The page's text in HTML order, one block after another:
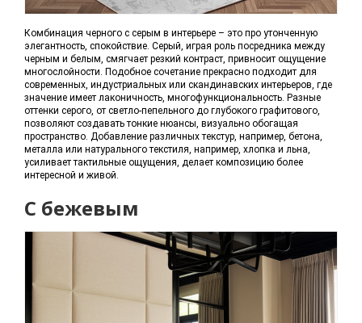
Комбинация черного с серым в интерьере – это про утонченную
элегантность, спокойствие. Серый, играя роль посредника между
черным и белым, смягчает резкий контраст, привносит ощущение
многослойности. Подобное сочетание прекрасно подходит для
современных, индустриальных или скандинавских интерьеров, где
значение имеет лаконичность, многофункциональность. Разные
оттенки серого, от светло-пепельного до глубокого графитового,
позволяют создавать тонкие нюансы, визуально обогащая
пространство. Добавление различных текстур, например, бетона,
металла или натурального текстиля, например, хлопка и льна,
усиливает тактильные ощущения, делает композицию более
интересной и живой.
С бежевым